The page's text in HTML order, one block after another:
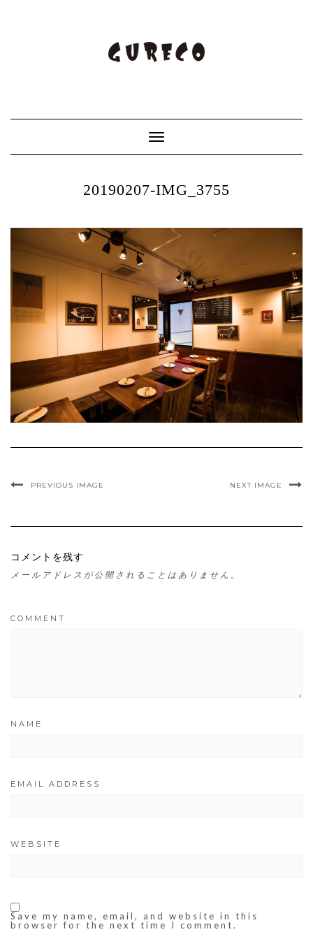
Toggle
Navigation
20190207-IMG_3755
PREVIOUS IMAGE NEXT IMAGE
コメントを残す
メールアドレスが公開されることはありません。
COMMENT
NAME
EMAIL ADDRESS
WEBSITE
Save my name, email, and website in this
browser for the next time I comment.